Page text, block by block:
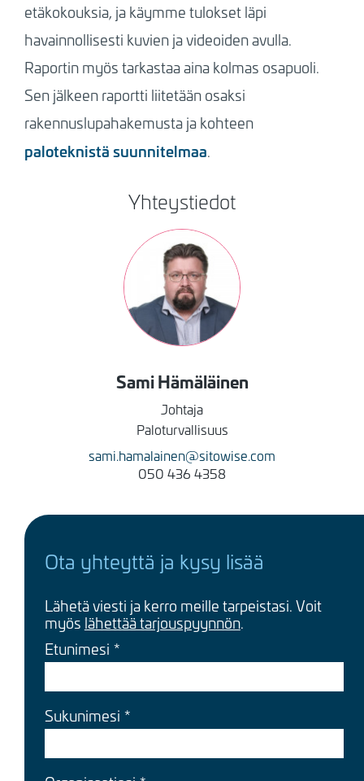
etäkokouksia, ja käymme tulokset läpi
havainnollisesti kuvien ja videoiden avulla.
Raportin myös tarkastaa aina kolmas osapuoli.
Sen jälkeen raportti liitetään osaksi
rakennuslupahakemusta ja kohteen
paloteknistä suunnitelmaa.
Yhteystiedot
SamiHämäläinen
Johtaja
Paloturvallisuus
sami.hamalainen@sitowise.com
050 436 4358
Ota yhteyttä ja kysy lisää
Lähetä viesti ja kerro meille tarpeistasi. Voit
myös lähettää tarjouspyynnön.
Etunimesi
Sukunimesi